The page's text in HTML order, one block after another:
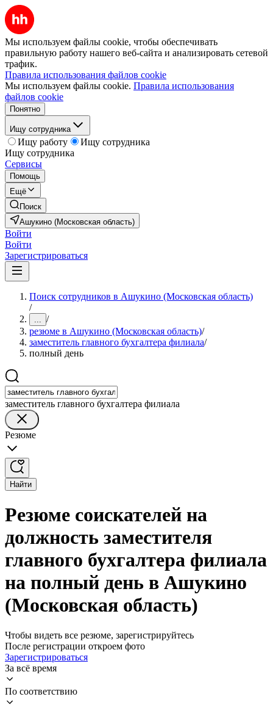
Мы используем файлы cookie, чтобы обеспечивать
правильную работу нашего веб-сайта и анализировать сетевой
трафик.
Правила использования файлов cookie
Мы используем файлы cookie. Правила использования
файлов cookie
Понятно
Ищу сотрудника
Ищу работу
Ищу сотрудника
Ищу сотрудника
Сервисы
Помощь
Ещё
Поиск
Ашукино (Московская область)
Войти
Войти
Зарегистрироваться
Поиск сотрудников в Ашукино (Московская область)
/
... /
резюме в Ашукино (Московская область)/
заместитель главного бухгалтера филиала/
полный день
заместитель главного бухгалтера филиала
Резюме
Найти
Резюме соискателей на
должность заместителя
главного бухгалтера филиала
на полный день в Ашукино
(Московская область)
Чтобы видеть все резюме, зарегистрируйтесь
После регистрации откроем фото
Зарегистрироваться
За всё время
По соответствию